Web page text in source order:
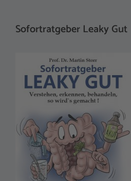
Sofortratgeber Leaky Gut